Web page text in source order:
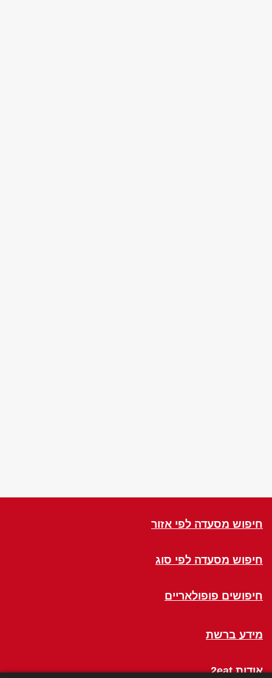
חיפוש מסעדה לפי אזור
חיפוש מסעדה לפי סוג
חיפושים פופולאריים
מידע ברשת
אודות 2eat